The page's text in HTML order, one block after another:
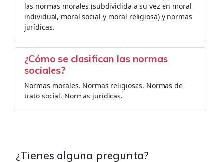
las normas morales (subdividida a su vez en moral
individual, moral social y moral religiosa) y normas
jurídicas.
¿Cómo se clasifican las normas
sociales?
Normas morales. Normas religiosas. Normas de
trato social. Normas jurídicas.
¿Tienes alguna pregunta?